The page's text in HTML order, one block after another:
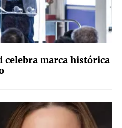
celebra marca histórica